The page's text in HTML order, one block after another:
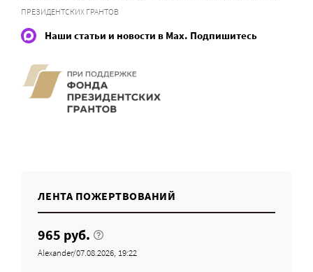
ПРЕЗИДЕНТСКИХ ГРАНТОВ
Наши статьи и новости в Max. Подпишитесь
ЛЕНТА ПОЖЕРТВОВАНИЙ
965 руб.
Alexander/07.08.2026, 19:22